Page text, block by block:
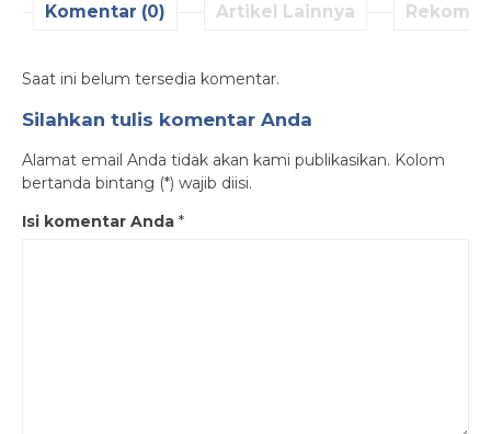
Komentar (0) Artikel Lainnya
Saat ini belum tersedia komentar.
Silahkan tulis komentar Anda
Alamat email Anda tidak akan kami publikasikan. Kolom
bertanda bintang (*) wajib diisi.
Isi komentar Anda *